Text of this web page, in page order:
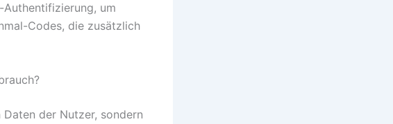
um
Codes, die zusätzlich
der Nutzer, sondern